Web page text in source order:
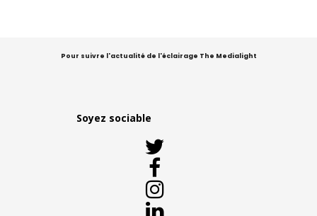
Pour suivre l'actualité de l'éclairage The Medialight
Soyez sociable



